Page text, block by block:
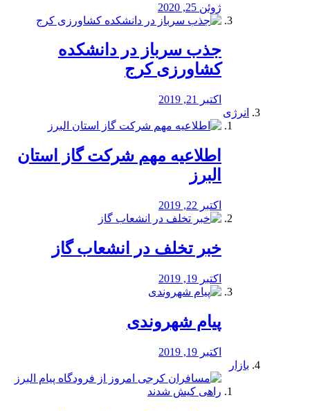
ژوئن 25, 2020
جذب سرباز در دانشکده
کشاورزی کرج
اکتبر 21, 2019
انرژی
️اطلاعیه مهم شرکت گاز استان
البرز
اکتبر 22, 2019
خبر تخلف در انشعاب گاز
اکتبر 19, 2019
پیام شهروندی
اکتبر 19, 2019
بازار